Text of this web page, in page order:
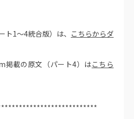
1〜4統合版）は、 こちらからダ
載の原文（パート4）はこちら